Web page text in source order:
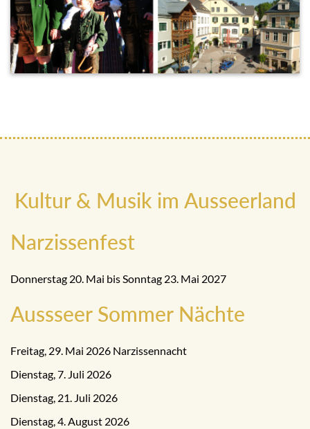
Kultur & Musik im Ausseerland
Narzissenfest
Donnerstag 20. Mai bis Sonntag 23. Mai 2027
Aussseer Sommer Nächte
Freitag, 29. Mai 2026 Narzissennacht
Dienstag, 7. Juli 2026
Dienstag, 21. Juli 2026
Dienstag, 4. August 2026